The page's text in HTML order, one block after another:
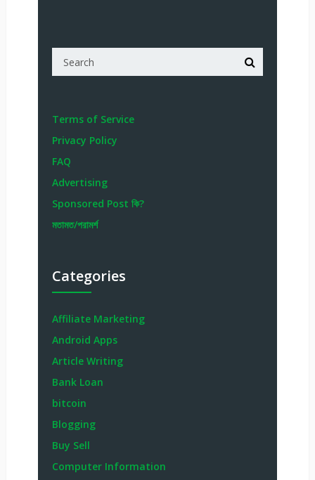
Terms of Service
Privacy Policy
FAQ
Advertising
Sponsored Post কি?
মতামত/পরামর্শ
Categories
Affiliate Marketing
Android Apps
Article Writing
Bank Loan
bitcoin
Blogging
Buy Sell
Computer Information